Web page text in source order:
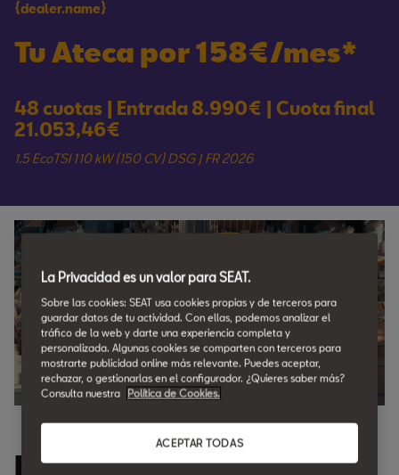
{dealer.name}
Tu Ateca por 158€/mes*
48 cuotas | Entrada 8.990€ | Cuota final
21.053,46€
1.5 EcoTSI 110 kW (150 CV) DSG | FR 2026
Estrena tu SEAT con 10
La Privacidad es un valor para SEAT.
Sobre las cookies: SEAT usa cookies propias y de terceros para
guardar datos de tu actividad. Con ellas, podemos analizar el
tráfico de la web y darte una experiencia completa y
personalizada. Algunas cookies se comparten con terceros para
mostrarte publicidad online más relevante. Puedes aceptar,
rechazar, o gestionarlas en el configurador. ¿Quieres saber más?
Consulta nuestra
Política de Cookies.
ACEPTAR TODAS